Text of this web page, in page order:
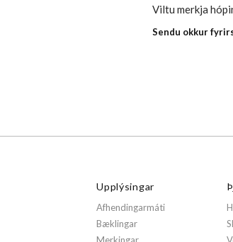
Viltu merkja
Sendu okkur
Upplýsingar
Afhendingarmáti
Bæklingar